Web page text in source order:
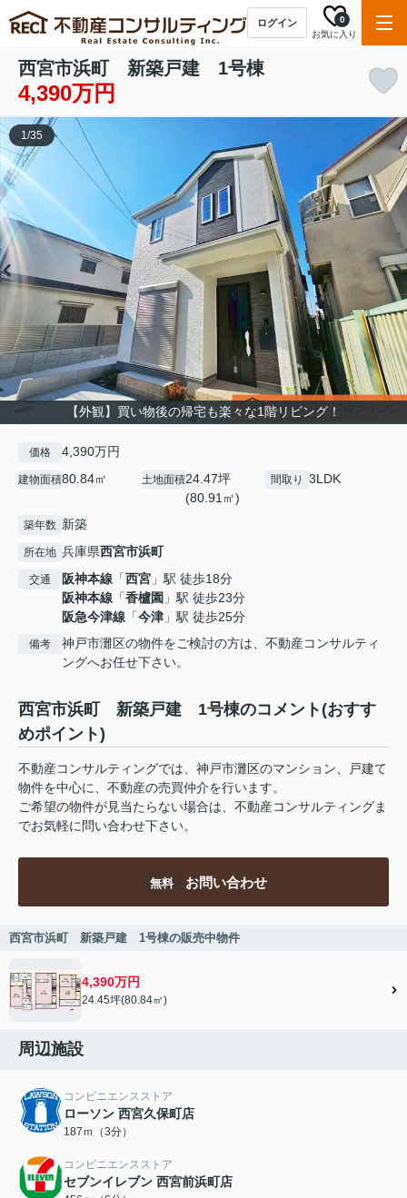
ログイン
お気に入り
0
西宮市浜町 新築戸建 1号棟
4,390万円
【外観】買い物後の帰宅も楽々な1階リビング！
1/35
価格 4,390万円
建物面積80.84㎡ 土地面積24.47坪
(80.91㎡)
間取り 3LDK
築年数 新築
所在地 兵庫県西宮市浜町
交通 阪神本線 「西宮 」駅 徒歩18分
阪神本線 「香櫨園 」駅 徒歩23分
阪急今津線 「今津 」駅 徒歩25分
備考
神戸市灘区の物件をご検討の方は、不動産コンサルティ
ングへお任せ下さい。
西宮市浜町 新築戸建 1号棟のコメント(おすす
めポイント)
不動産コンサルティングでは、神戸市灘区のマンション、戸建て
物件を中心に、不動産の売買仲介を行います。
ご希望の物件が見当たらない場合は、不動産コンサルティングま
でお気軽に問い合わせ下さい。
無料 お問い合わせ
西宮市浜町 新築戸建 1号棟の販売中物件
4,390万円
24.45坪(80.84㎡)
周辺施設
コンビニエンスストア
ローソン 西宮久保町店
187ｍ（3分）
コンビニエンスストア
セブンイレブン 西宮前浜町店